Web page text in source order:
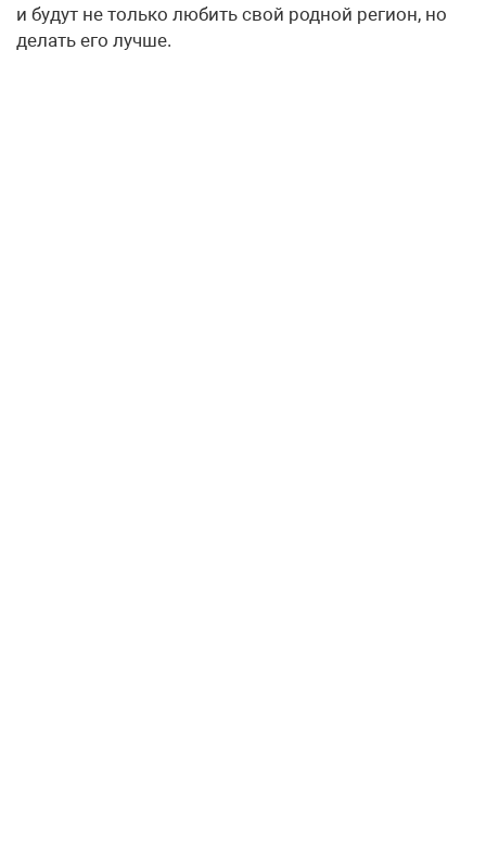
и будут не только любить свой родной регион, но
делать его лучше.